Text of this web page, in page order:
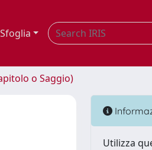
Sfoglia
o Saggio)
Utilizza